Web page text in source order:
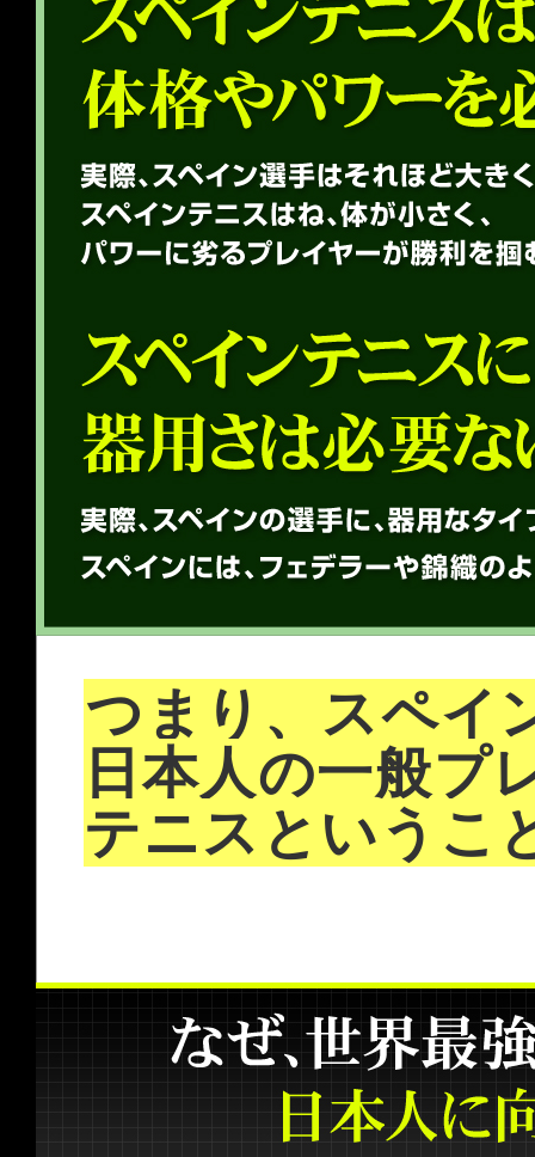
つまり、スペイ
日本人の一般プ
テニスというこ